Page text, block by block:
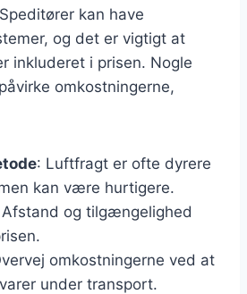
kan have
og det er vigtigt at
inkluderet i prisen. Nogle
omkostningerne,
: Luftfragt er ofte dyrere
kan være hurtigere.
Afstand og tilgængelighed
omkostningerne ved at
under transport.